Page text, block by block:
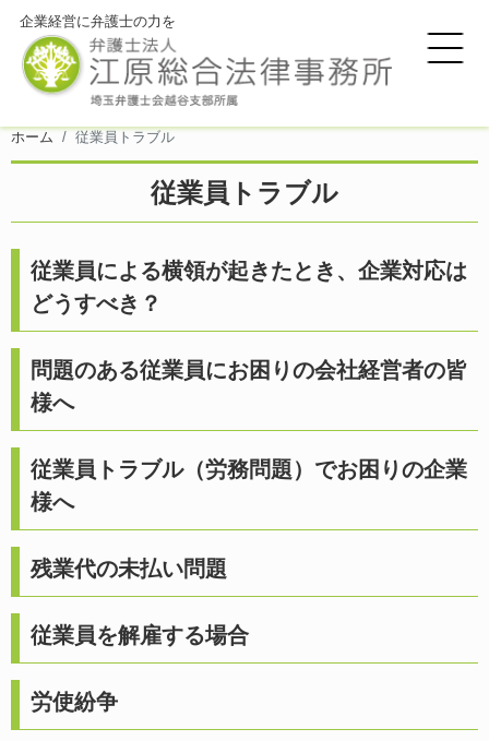
企業経営に弁護士の力を
ホーム 従業員トラブル
従業員トラブル
従業員による横領が起きたとき、企業対応は
どうすべき？
問題のある従業員にお困りの会社経営者の皆
様へ
従業員トラブル（労務問題）でお困りの企業
様へ
残業代の未払い問題
従業員を解雇する場合
労使紛争